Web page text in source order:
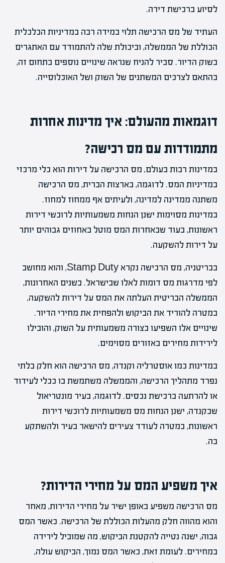
לסיוע ברכישת דירה.
העתיד של מס הרכישה תלוי במידה רבה במדיניות הכלכלית
הכוללת של הממשלה, וביכולת שלה להתמודד עם האתגרים
בשוק הדיור. סביר להניח שנראה שינויים נוספים בתחום זה,
בהתאם לצרכים המשתנים של השוק ושל האוכלוסייה.
דוגמאות מהעולם: איך מדינות אחרות
מתמודדות עם מס רכישה?
במדינות רבות בעולם, מס הרכישה על דירות הוא כלי מרכזי
במדיניות המס. לדוגמה, בארצות הברית, מס הרכישה
משתנה ממדינה למדינה, ולעיתים אף ממחוז למחוז.
במדינות מסוימות ישנן הנחות משמעותיות לרוכשי דירות
ראשונות, בעוד שבאחרות המס מוטל באחוזים גבוהים יותר
על דירות להשקעה.
בבריטניה, מס הרכישה נקרא Stamp Duty, והוא מחושב
לפי מדרגות מס דומות לאלו שבישראל. בשנים האחרונות,
הממשלה הבריטית העלתה את המס על דירות להשקעה,
במטרה להוריד את הביקוש ולהפחית את מחירי הדיור.
שינויים אלו השפיעו בצורה משמעותית על השוק, והובילו
לירידות מחירים באזורים מסוימים.
במדינות כמו אוסטרליה וקנדה, מס הרכישה הוא חלק בלתי
נפרד מתהליך הרכישה, והממשלה משתמשת בו ככלי לעידוד
או להרתעה ברכישת נכסים. לדוגמה, בעיר מונטריאול
שבקנדה, ישנן הנחות מס משמעותיות לרוכשי דירות
ראשונות, במטרה לעודד צעירים להישאר בעיר ולהשתקע
בה.
איך משפיע המס על מחירי הדירות?
מס הרכישה משפיע באופן ישיר על מחירי הדירות, מאחר
והוא מהווה חלק מהעלות הכוללת של הרכישה. כאשר המס
גבוה, ישנה נטייה להקטנת הביקוש, מה שמוביל לירידה
במחירים. לעומת זאת, כאשר המס נמוך, הביקוש עולה,